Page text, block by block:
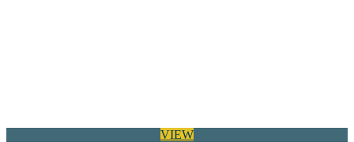
VIEW